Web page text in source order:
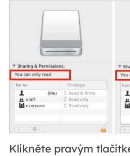
Klikněte pravým